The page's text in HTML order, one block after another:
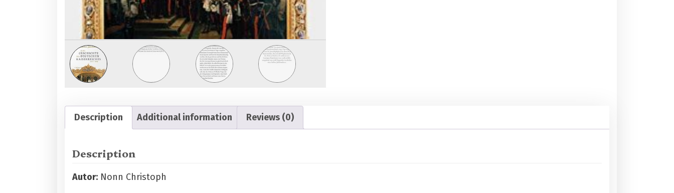
Description Additional information Reviews (0)
Description
Autor: Nonn Christoph